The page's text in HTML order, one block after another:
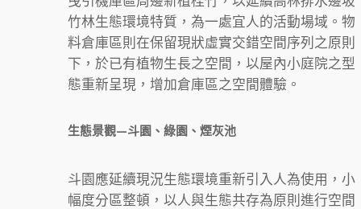
竹林生態環境特質，為一處宜人的活動場域。物
料倉庫區則在保留現狀虛實交錯空間序列之原則
下，於已有植物生長之空間，以屋內小庭院之型
態重新呈現，增加倉庫區之空間體驗。
生態景觀—斗園、綠園、煙灰池
斗園應延續現況生態環境重新引入人為使用，小
幅度分區整頓，以人與生態共存為原則進行空間